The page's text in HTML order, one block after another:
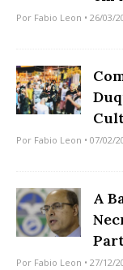
Por Fabio Leon • 26/03/
Por Fabio Leon • 07/02/
A
Por Fabio Leon • 27/12/